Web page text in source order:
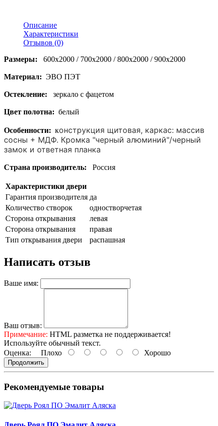
Описание
Характеристики
Отзывов (0)
Размеры:
600x2000 / 700x2000 / 800x2000 / 900x2000
Материал: ЭВО ПЭТ
Остекление: зеркало с фацетом
Цвет полотна: белый
Особенности: конструкция щитовая, каркас: массив
сосны + МДФ. Кромка "черный алюминий"/черный
замок и ответная планка
Страна производитель: Россия
Характеристики двери
Гарантия производителя да
Количество створок
одностворчетая
Сторона открывания
левая
Сторона открывания
правая
Тип открывания двери
распашная
Написать отзыв
Ваше имя:
Ваш отзыв:
Примечание: HTML разметка не поддерживается!
Используйте обычный текст.
Оценка: Плохо Хорошо
Продолжить
Рекомендуемые товары